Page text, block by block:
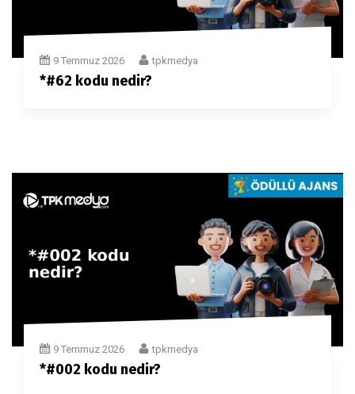
9 Temmuz 2026 tpkmedya
*#62 kodu nedir?
9 Temmuz 2026 tpkmedya
*#002 kodu nedir?